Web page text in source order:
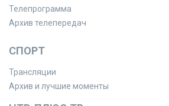
Телепрограмма
Архив телепередач
СПОРТ
Трансляции
Архив и лучшие моменты